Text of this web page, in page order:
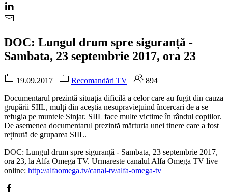
DOC: Lungul drum spre siguranță -
Sambata, 23 septembrie 2017, ora 23
19.09.2017 Recomandări TV
894
Documentarul prezintă situația dificilă a celor care au fugit din cauza
grupării SIIL, mulți din aceștia nesupraviețuind încercari de a se
refugia pe muntele Sinjar. SIIL face multe victime în rândul copiilor.
De asemenea documentarul prezintă mărturia unei tinere care a fost
reținută de gruparea SIIL.
DOC: Lungul drum spre siguranță - Sambata, 23 septembrie 2017,
ora 23, la Alfa Omega TV. Urmareste canalul Alfa Omega TV live
online: http://alfaomega.tv/canal-tv/alfa-omega-tv